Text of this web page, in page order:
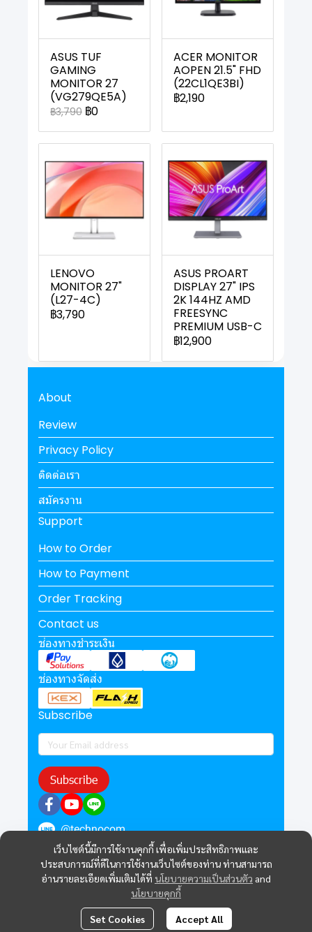
ASUS TUF
GAMING
MONITOR 27
(VG279QE5A)
฿3,790 ฿0
ACER MONITOR
AOPEN 21.5" FHD
(22CL1QE3BI)
฿2,190
LENOVO
MONITOR 27"
(L27-4C)
฿3,790
ASUS PROART
DISPLAY 27" IPS
2K 144HZ AMD
FREESYNC
PREMIUM USB-C
฿12,900
เว็บไซต์นี้มีการใช้งานคุกกี้ เพื่อเพิ่มประสิทธิภาพและ
ประสบการณ์ที่ดีในการใช้งานเว็บไซต์ของท่าน ท่านสามารถ
อ่านรายละเอียดเพิ่มเติมได้ที่ นโยบายความเป็นส่วนตัว and
นโยบายคุกกี้
Set Cookies Accept All
About
Review
Privacy Policy
ติดต่อเรา
สมัครงาน
Support
How to Order
How to Payment
Order Tracking
Contact us
ช่องทางชำระเงิน
ช่องทางจัดส่ง
Subscribe
Subscribe
@technocom